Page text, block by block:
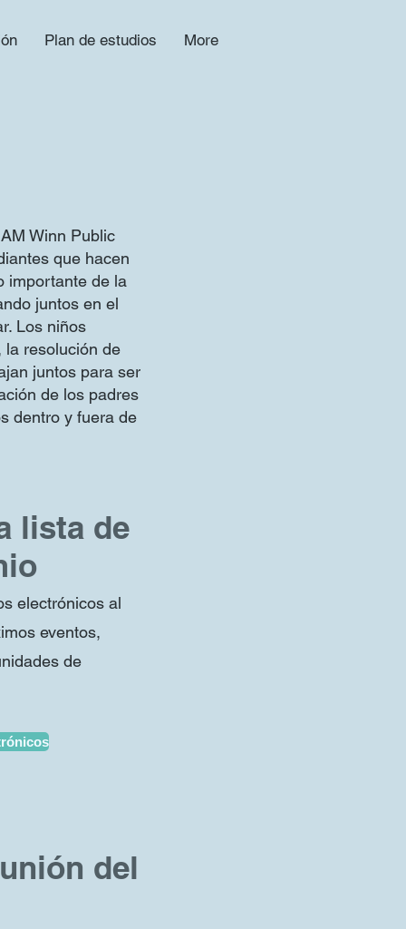
Plan de estudios More
Winn Public
que hacen
importante de la
juntos en el
Los niños
la resolución de
juntos para ser
de los padres
dentro y fuera de
lista de
electrónicos al
eventos,
de
del